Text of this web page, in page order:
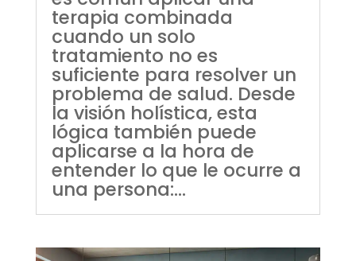
terapia combinada
cuando un solo
tratamiento no es
suficiente para resolver un
problema de salud. Desde
la visión holística, esta
lógica también puede
aplicarse a la hora de
entender lo que le ocurre a
una persona:...